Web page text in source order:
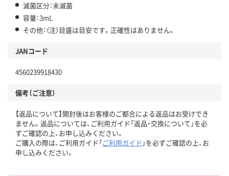
滅菌区分：未滅菌
容量：3mL
その他：（注）目盛は目安です。正確性はありません。
JANコード
4560239918430
備考（ご注意）
【返品について】開封後はお客様のご都合による返品はお受けでき
ません。返品については、ご利用ガイド「返品・交換について」を必
ずご確認の上、お申し込みください。
ご購入の際は、ご利用ガイド「ご利用ガイド 」を必ずご確認の上、お
申し込みください。